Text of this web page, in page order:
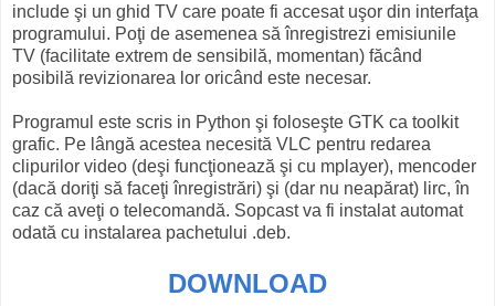
include şi un ghid TV care poate fi accesat uşor din interfaţa
programului. Poţi de asemenea să înregistrezi emisiunile
TV (facilitate extrem de sensibilă, momentan) făcând
posibilă revizionarea lor oricând este necesar.
Programul este scris in Python şi foloseşte GTK ca toolkit
grafic. Pe lângă acestea necesită VLC pentru redarea
clipurilor video (deşi funcţionează şi cu mplayer), mencoder
(dacă doriţi să faceţi înregistrări) şi (dar nu neapărat) lirc, în
caz că aveţi o telecomandă. Sopcast va fi instalat automat
odată cu instalarea pachetului .deb.
DOWNLOAD